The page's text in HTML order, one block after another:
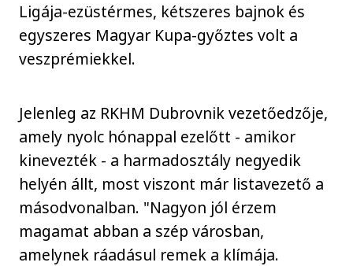
Ligája-ezüstérmes, kétszeres bajnok és
egyszeres Magyar Kupa-győztes volt a
veszprémiekkel.
Jelenleg az RKHM Dubrovnik vezetőedzője,
amely nyolc hónappal ezelőtt - amikor
kinevezték - a harmadosztály negyedik
helyén állt, most viszont már listavezető a
másodvonalban. "Nagyon jól érzem
magamat abban a szép városban,
amelynek ráadásul remek a klímája.